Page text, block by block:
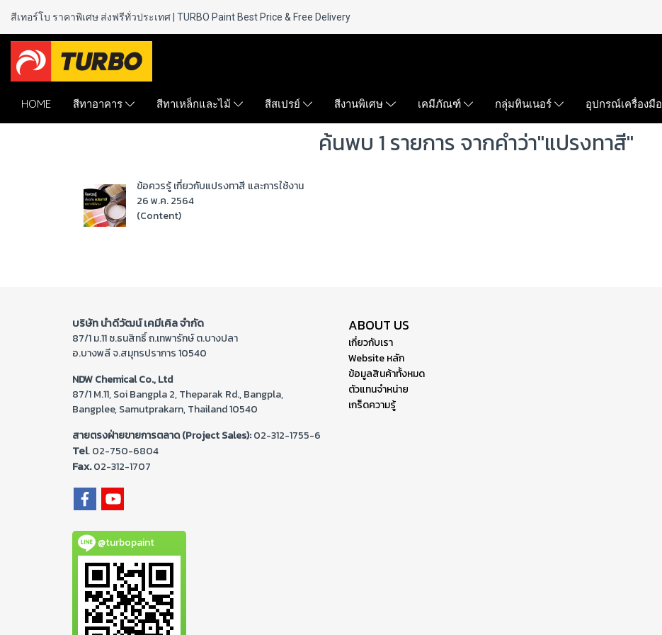
สีเทอร์โบ ราคาพิเศษ ส่งฟรีทั่วประเทศ | TURBO PaintBest Price & Free Delivery
HOME สีทาอาคาร สีทาเหล็กและไม้ สีสเปรย์ สีงานพิเศษ เคมีภัณฑ์ กลุ่มทินเนอร์ อุปกรณ์เครื่องมือ
ค้นพบ 1 รายการ จากคำว่า"แปรงทาสี"
ข้อควรรู้ เกี่ยวกับแปรงทาสี และการใช้งาน
26 พ.ค. 2564
(Content)
บริษัท นำดีวัฒน์ เคมีเคิล จำกัด
87/1 ม.11 ซ.ธนสิทธิ์ ถ.เทพารักษ์ ต.บางปลา
อ.บางพลี จ.สมุทรปราการ 10540
NDW Chemical Co., Ltd
87/1 M.11, Soi Bangpla 2, Theparak Rd., Bangpla,
Bangplee, Samutprakarn, Thailand 10540
สายตรงฝ่ายขายการตลาด (Project Sales):02-312-1755-6
Tel. 02-750-6804
Fax.02-312-1707
@turbopaint
ABOUT US
เกี่ยวกับเรา
Website หลัก
ข้อมูลสินค้าทั้งหมด
ตัวแทนจำหน่าย
เกร็ดความรู้